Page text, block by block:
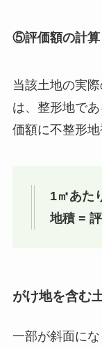
⑤評価額の計算
当該土地の実
は、整形地で
価額に不整形地
1㎡あた
地積 =
がけ地を含む
一部が斜面に